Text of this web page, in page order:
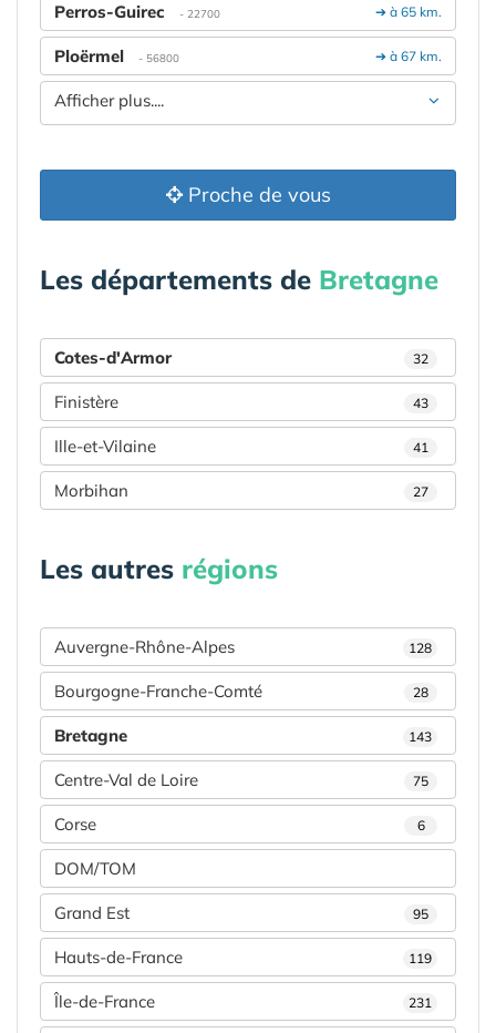
➔ à 65 km.
Perros-Guirec - 22700
➔ à 67 km.
Ploërmel - 56800
Afficher plus....
Proche de vous
Les départements de Bretagne
Cotes-d'Armor 32
Finistère 43
Ille-et-Vilaine 41
Morbihan 27
Les autres régions
Auvergne-Rhône-Alpes 128
Bourgogne-Franche-Comté 28
Bretagne 143
Centre-Val de Loire 75
Corse 6
DOM/TOM
Grand Est 95
Hauts-de-France 119
Île-de-France 231